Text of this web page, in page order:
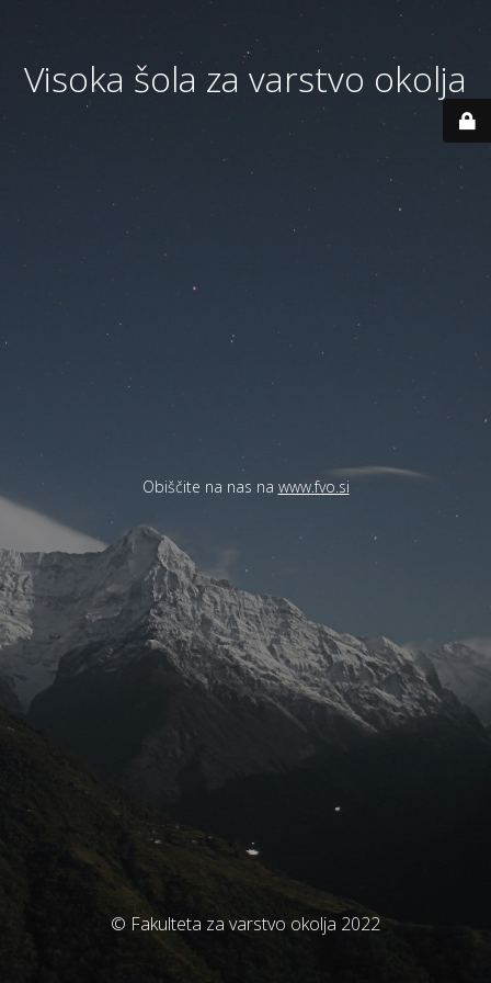
Visoka šola za varstvo okolja
Obiščite na nas na www.fvo.si
© Fakulteta za varstvo okolja 2022